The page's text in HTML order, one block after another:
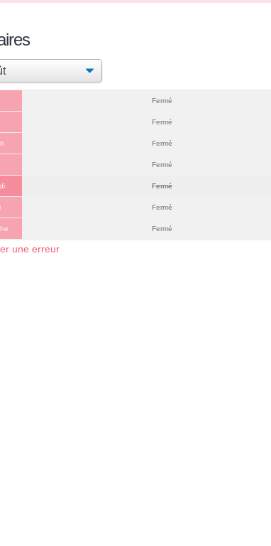
Fermé
Fermé
Fermé
Fermé
Fermé
Fermé
Fermé
une erreur